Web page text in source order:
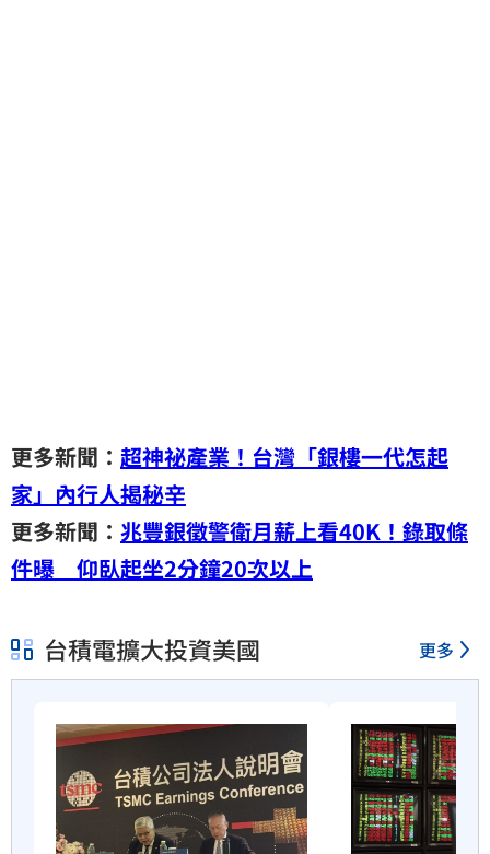
更多新聞： 超神祕產業！台灣「銀樓一代怎起
家」內行人揭秘辛
更多新聞： 兆豐銀徵警衛月薪上看40K！錄取條
件曝 仰臥起坐2分鐘20次以上
台積電擴大投資美國 更多